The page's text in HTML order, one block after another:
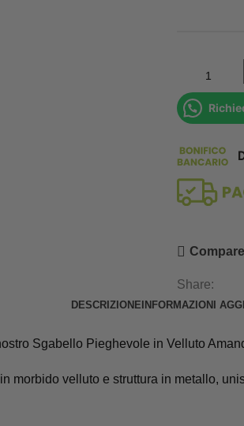
Compare
Share:
DESCRIZIONE INFORMAZIONI
Sgabello Pieghevole in Velluto
morbido velluto e struttura in metallo,